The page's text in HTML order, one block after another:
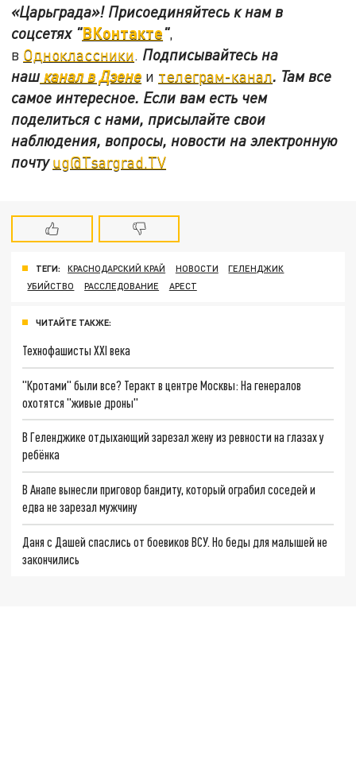
«Царьграда»! Присоединяйтесь к нам в
соцсетях "ВКонтакте",
в Одноклассники Подписывайтесь на
нашканал в Дзене и телеграм-канал. Там все
самое интересное. Если вам есть чем
поделиться с нами, присылайте свои
наблюдения, вопросы, новости на электронную
почтуug@Tsargrad.TV
ТЕГИ: КРАСНОДАРСКИЙ КРАЙ НОВОСТИ
ГЕЛЕНДЖИК
УБИЙСТВО
РАССЛЕДОВАНИЕ АРЕСТ
ЧИТАЙТЕ ТАКЖЕ:
Технофашисты XXI века
"Кротами" были все? Теракт в центре Москвы: На генералов
охотятся "живые дроны"
В Геленджике отдыхающий зарезал жену из ревности на глазах у
ребёнка
В Анапе вынесли приговор бандиту, который ограбил соседей и
едва не зарезал мужчину
Даня с Дашей спаслись от боевиков ВСУ. Но беды для малышей не
закончились